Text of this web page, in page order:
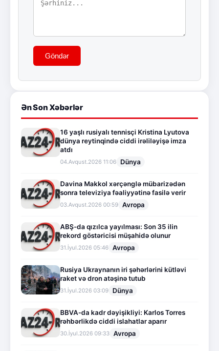
Göndər
Ən Son Xəbərlər
16 yaşlı rusiyalı tennisçi Kristina Lyutova
dünya reytinqində ciddi irəliləyişə imza
atdı
04.Avqust.2026 11:06 Dünya
Davina Makkol xərçənglə mübarizədən
sonra televiziya fəaliyyətinə fasilə verir
03.Avqust.2026 00:59 Avropa
ABŞ-da qızılca yayılması: Son 35 ilin
rekord göstəricisi müşahidə olunur
31.İyul.2026 05:46 Avropa
Rusiya Ukraynanın iri şəhərlərini kütləvi
raket və dron atəşinə tutub
31.İyul.2026 03:09 Dünya
BBVA-da kadr dəyişikliyi: Karlos Torres
rəhbərlikdə ciddi islahatlar aparır
30.İyul.2026 09:33 Avropa